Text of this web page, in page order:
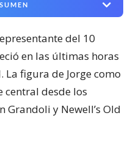
del 10
en las últimas horas
figura de Jorge como
central desde los
Grandoli y Newell’s Old